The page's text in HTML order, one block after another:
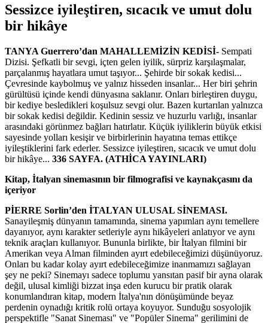
Sessizce iyileştiren, sıcacık ve umut dolu
bir hikâye
TANYA Guerrero’dan MAHALLEMİZİN KEDİSİ- Sempati
Dizisi. Şefkatli bir sevgi, içten gelen iyilik, sürpriz karşılaşmalar,
parçalanmış hayatlara umut taşıyor... Şehirde bir sokak kedisi...
Çevresinde kaybolmuş ve yalnız hisseden insanlar... Her biri şehrin
gürültüsü içinde kendi dünyasına saklanır. Onları birleştiren duygu,
bir kediye besledikleri koşulsuz sevgi olur. Bazen kurtarılan yalnızca
bir sokak kedisi değildir. Kedinin sessiz ve huzurlu varlığı, insanlar
arasındaki görünmez bağları hatırlatır. Küçük iyiliklerin büyük etkisi
sayesinde yolları kesişir ve birbirlerinin hayatına temas ettikçe
iyileştiklerini fark ederler. Sessizce iyileştiren, sıcacık ve umut dolu
bir hikâye... 336 SAYFA. (ATHİCA YAYINLARI)
Kitap, İtalyan sinemasının bir filmografisi ve kaynakçasını da
içeriyor
PİERRE Sorlin’den İTALYAN ULUSAL SİNEMASI.
Sanayileşmiş dünyanın tamamında, sinema yapımları aynı temellere
dayanıyor, aynı karakter setleriyle aynı hikâyeleri anlatıyor ve aynı
teknik araçları kullanıyor. Bununla birlikte, bir İtalyan filmini bir
Amerikan veya Alman filminden ayırt edebileceğimizi düşünüyoruz.
Onları bu kadar kolay ayırt edebileceğimize inanmamızı sağlayan
şey ne peki? Sinemayı sadece toplumu yansıtan pasif bir ayna olarak
değil, ulusal kimliği bizzat inşa eden kurucu bir pratik olarak
konumlandıran kitap, modern İtalya'nın dönüşümünde beyaz
perdenin oynadığı kritik rolü ortaya koyuyor. Sunduğu sosyolojik
perspektifle "Sanat Sineması" ve "Popüler Sinema" gerilimini de